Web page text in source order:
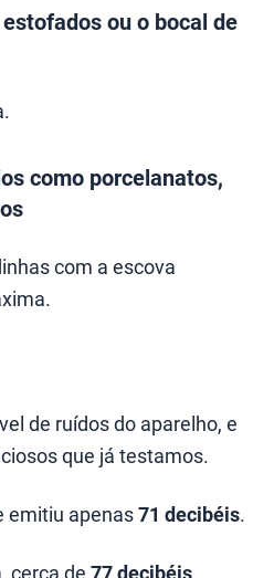
ou o bocal de
como porcelanatos,
com a escova
de ruídos do aparelho, e
que já testamos.
emitiu apenas71 decibéis.
cerca de 77 decibéis